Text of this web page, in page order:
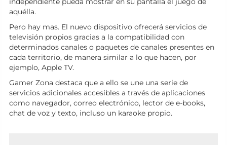
aquélla.
Pero hay mas. El nuevo dispositivo ofrecerá servicios de
televisión propios gracias a la compatibilidad con
determinados canales o paquetes de canales presentes en
cada territorio, de manera similar a lo que hacen, por
ejemplo, Apple TV.
Gamer Zona destaca que a ello se une una serie de
servicios adicionales accesibles a través de aplicaciones
como navegador, correo electrónico, lector de e-books,
chat de voz y texto, incluso un karaoke propio.